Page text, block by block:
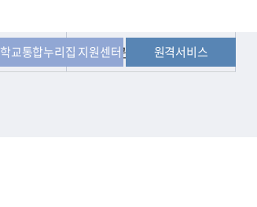
직속기관
학교통합누리집 지원센터 원격서비스